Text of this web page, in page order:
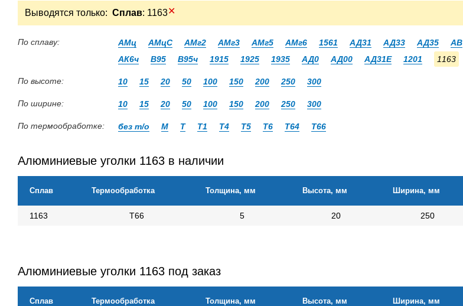
Выводятся только: Сплав: 1163✕
По сплаву: АМц АМцС АМг2 АМг3 АМг5 АМг6 1561 АД31 АД33 АД35 АВ
АК6ч
В95 В95ч 1915 1925 1935 АД0 АД00 АД31Е 1201 1163
По высоте: 10 15 20 50 100 150 200 250 300
По ширине: 10 15 20 50 100 150 200 250 300
По термообработке: без т/о М Т Т1 Т4 Т5 Т6 Т64 Т66
Алюминиевые уголки 1163 в наличии
Сплав Термообработка Толщина, мм Высота, мм Ширина, мм
1163 Т66 5 20 250
Алюминиевые уголки 1163 под заказ
Сплав Термообработка Толщина, мм Высота, мм Ширина, мм